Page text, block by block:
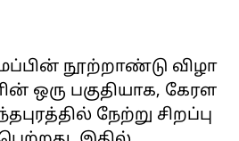
நூற்றாண்டு விழா
ஒரு பகுதியாக, கேரள
நேற்று சிறப்பு